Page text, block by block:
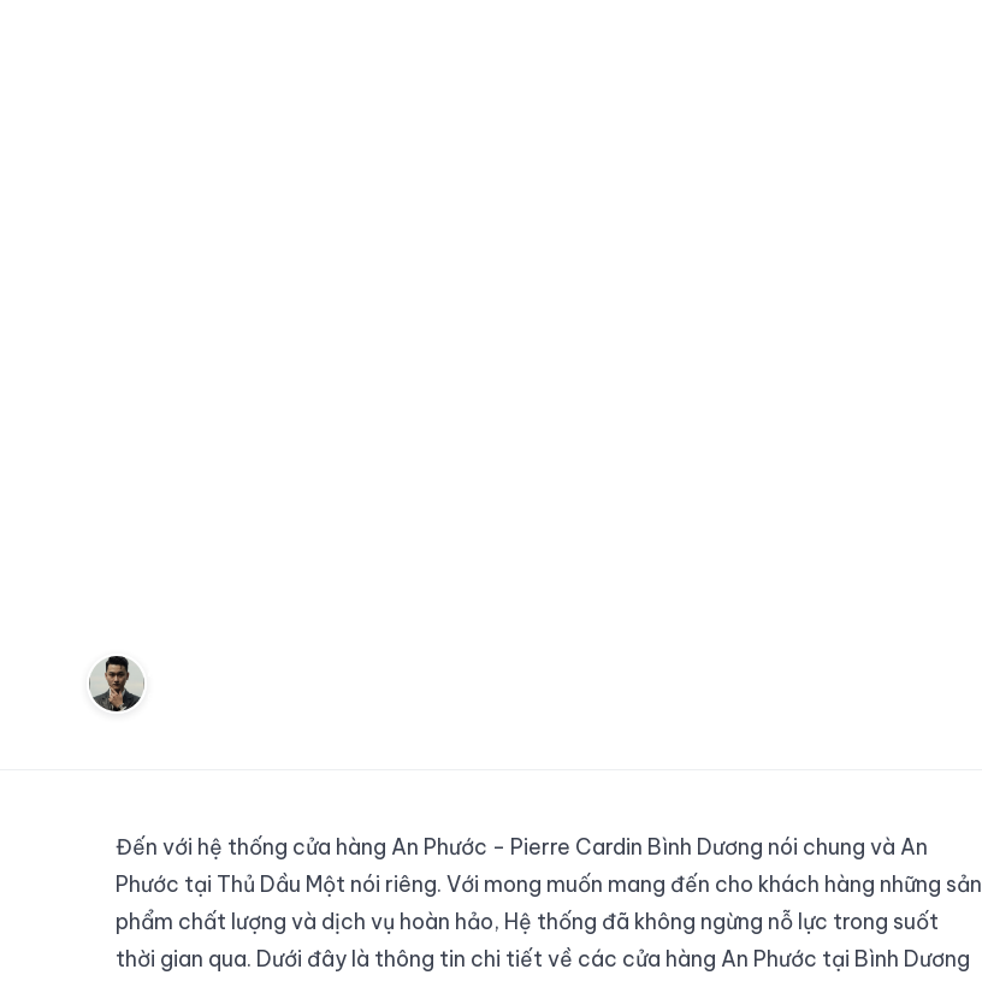
Đến với hệ thống cửa hàng An Phước - Pierre Cardin Bình Dương nói chung và An
Phước tại Thủ Dầu Một nói riêng. Với mong muốn mang đến cho khách hàng những sản
phẩm chất lượng và dịch vụ hoàn hảo, Hệ thống đã không ngừng nỗ lực trong suốt
thời gian qua. Dưới đây là thông tin chi tiết về các cửa hàng An Phước tại Bình Dương